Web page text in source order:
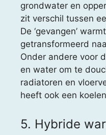
grondwater en
zit verschil tussen
De ‘gevangen’
getransformeerd
Onder andere voor
en water om te
radiatoren en
heeft ook een
5. Hybride